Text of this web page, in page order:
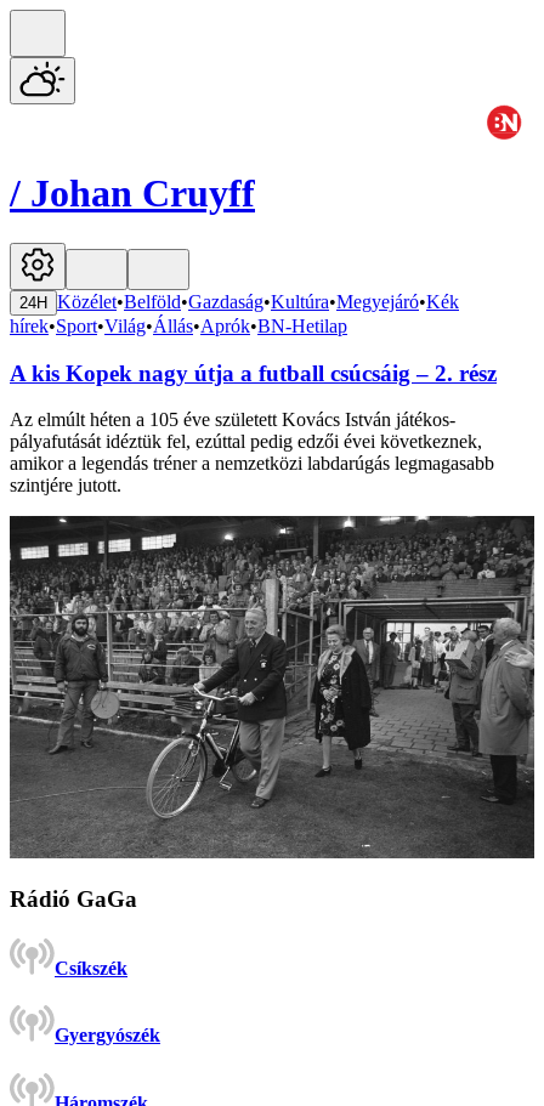
/ Johan Cruyff
24H Közélet•Belföld•Gazdaság•Kultúra•Megyejáró•Kék
hírek•Sport•Világ•Állás•Aprók•BN-Hetilap
A kis Kopek nagy útja a futball csúcsáig – 2. rész
Az elmúlt héten a 105 éve született Kovács István játékos-
pályafutását idéztük fel, ezúttal pedig edzői évei következnek,
amikor a legendás tréner a nemzetközi labdarúgás legmagasabb
szintjére jutott.
Rádió GaGa
Csíkszék
Gyergyószék